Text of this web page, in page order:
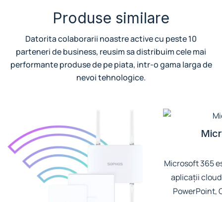
Produse similare
Datorita colaborarii noastre active cu peste 10
parteneri de business, reusim sa distribuim cele mai
performante produse de pe piata, intr-o gama larga de
nevoi tehnologice.
Microsoft 365
aplicații
PowerPoint,